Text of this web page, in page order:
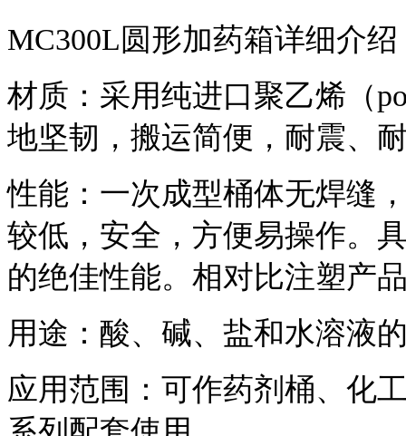
MC300L圆形加药箱详细介绍
材质：采用纯进口聚乙烯（
地坚韧，搬运简便，耐震、
性能：一次成型桶体无焊缝
较低，安全，方便易操作。
的绝佳性能。相对比注塑产
用途：酸、碱、盐和水溶液
应用范围：可作药剂桶、化